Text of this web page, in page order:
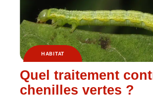
HABITAT
Quel traitement
chenilles vertes ?